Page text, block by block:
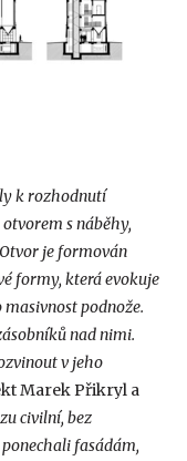
k rozhodnutí
s náběhy,
je formován
formy, která evokuje
masivnost podnože.
nad nimi.
v jeho
Marek Přikryl a
civilní, bez
fasádám,